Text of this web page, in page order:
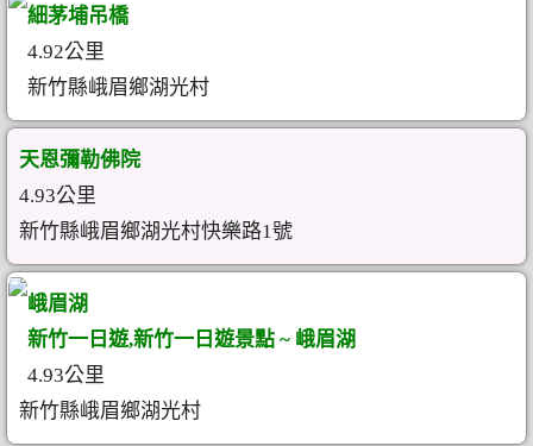
細茅埔吊橋
4.92公里
新竹縣峨眉鄉湖光村
天恩彌勒佛院
4.93公里
新竹縣峨眉鄉湖光村快樂路1號
峨眉湖
新竹一日遊,新竹一日遊景點 ~ 峨眉湖
4.93公里
新竹縣峨眉鄉湖光村